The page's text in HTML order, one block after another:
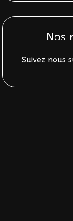
Nos
Suivez nous